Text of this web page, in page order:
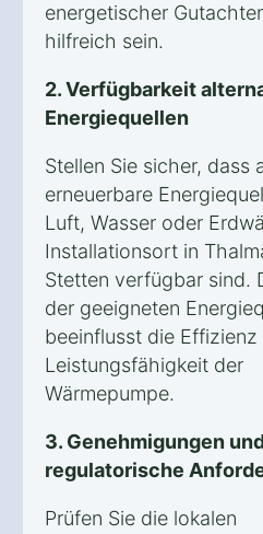
energetischer
hilfreich sein.
2. Verfügbarkeit
Energiequellen
Stellen Sie sicher, dass
erneuerbare
Luft, Wasser oder
Installationsort in
Stetten verfügbar sind.
der geeigneten
beeinflusst die Effizienz
Leistungsfähigkeit der
Wärmepumpe.
3. Genehmigungen
regulatorische
Prüfen Sie die lokalen